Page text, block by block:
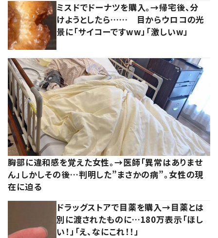
ミスドでドーナツを購入。→帰宅後、分
けようとしたら…… 目からウロコの光
景に「サイコーですww」「激しいw」
胸部に違和感を覚えた女性。→医師「異常はありませ
ん」しかしその後…判明した”まさかの病”。女性の現
在に迫る
ドラッグストアで目薬を購入→目薬とは
別に渡されたものに…180万表示「ほし
い！」「え、なにこれ！！」